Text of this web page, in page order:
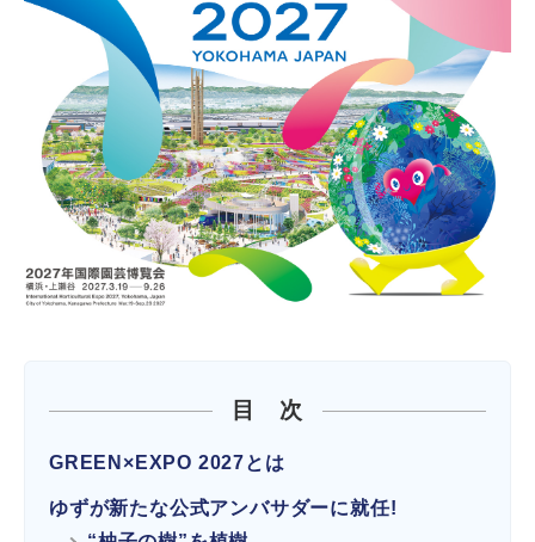
目 次
GREEN×EXPO 2027とは
ゆずが新たな公式アンバサダーに就任!